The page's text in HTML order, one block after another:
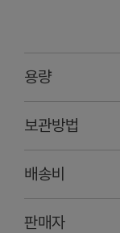
용량
보관방법
배송비
판매자